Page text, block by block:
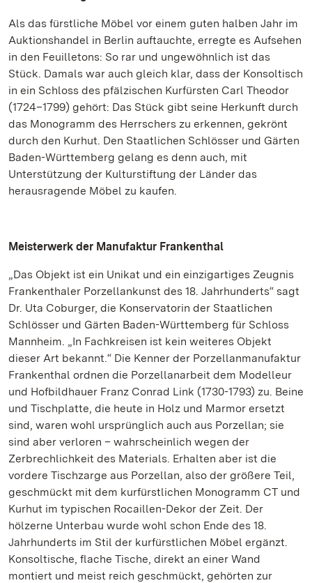
Als das fürstliche Möbel vor einem guten halben Jahr im
Auktionshandel in Berlin auftauchte, erregte es Aufsehen
in den Feuilletons: So rar und ungewöhnlich ist das
Stück. Damals war auch gleich klar, dass der Konsoltisch
in ein Schloss des pfälzischen Kurfürsten Carl Theodor
(1724–1799) gehört: Das Stück gibt seine Herkunft durch
das Monogramm des Herrschers zu erkennen, gekrönt
durch den Kurhut. Den Staatlichen Schlösser und Gärten
Baden-Württemberg gelang es denn auch, mit
Unterstützung der Kulturstiftung der Länder das
herausragende Möbel zu kaufen.
Meisterwerk der Manufaktur Frankenthal
„Das Objekt ist ein Unikat und ein einzigartiges Zeugnis
Frankenthaler Porzellankunst des 18. Jahrhunderts“ sagt
Dr. Uta Coburger, die Konservatorin der Staatlichen
Schlösser und Gärten Baden-Württemberg für Schloss
Mannheim. „In Fachkreisen ist kein weiteres Objekt
dieser Art bekannt.“ Die Kenner der Porzellanmanufaktur
Frankenthal ordnen die Porzellanarbeit dem Modelleur
und Hofbildhauer Franz Conrad Link (1730-1793) zu. Beine
und Tischplatte, die heute in Holz und Marmor ersetzt
sind, waren wohl ursprünglich auch aus Porzellan; sie
sind aber verloren – wahrscheinlich wegen der
Zerbrechlichkeit des Materials. Erhalten aber ist die
vordere Tischzarge aus Porzellan, also der größere Teil,
geschmückt mit dem kurfürstlichen Monogramm CT und
Kurhut im typischen Rocaillen-Dekor der Zeit. Der
hölzerne Unterbau wurde wohl schon Ende des 18.
Jahrhunderts im Stil der kurfürstlichen Möbel ergänzt.
Konsoltische, flache Tische, direkt an einer Wand
montiert und meist reich geschmückt, gehörten zur